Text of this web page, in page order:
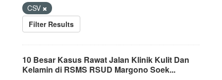
CSV
Filter Results
10 Besar Kasus Rawat Jalan Klinik Kulit Dan
Kelamin di RSMS RSUD Margono Soek...